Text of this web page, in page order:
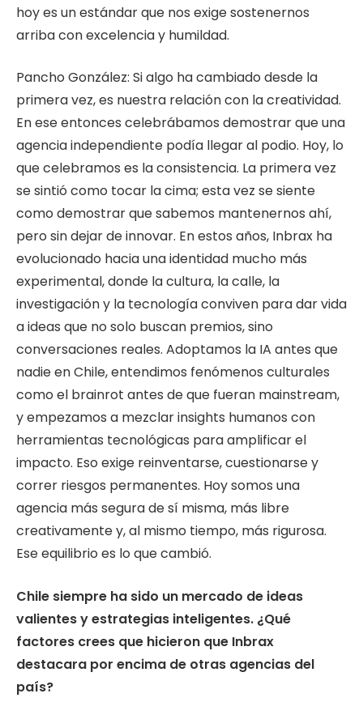
hoy es un estándar que nos exige sostenernos
arriba con excelencia y humildad.
Pancho González: Si algo ha cambiado desde la
primera vez, es nuestra relación con la creatividad.
En ese entonces celebrábamos demostrar que una
agencia independiente podía llegar al podio. Hoy, lo
que celebramos es la consistencia. La primera vez
se sintió como tocar la cima; esta vez se siente
como demostrar que sabemos mantenernos ahí,
pero sin dejar de innovar. En estos años, Inbrax ha
evolucionado hacia una identidad mucho más
experimental, donde la cultura, la calle, la
investigación y la tecnología conviven para dar vida
a ideas que no solo buscan premios, sino
conversaciones reales. Adoptamos la IA antes que
nadie en Chile, entendimos fenómenos culturales
como el brainrot antes de que fueran mainstream,
y empezamos a mezclar insights humanos con
herramientas tecnológicas para amplificar el
impacto. Eso exige reinventarse, cuestionarse y
correr riesgos permanentes. Hoy somos una
agencia más segura de sí misma, más libre
creativamente y, al mismo tiempo, más rigurosa.
Ese equilibrio es lo que cambió.
⁠Chile siempre ha sido un mercado de ideas
valientes y estrategias inteligentes. ¿Qué
factores crees que hicieron que Inbrax
destacara por encima de otras agencias del
país?